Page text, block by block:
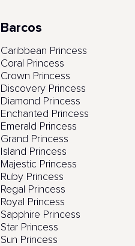
Barcos
Caribbean Princess
Coral Princess
Crown Princess
Discovery Princess
Diamond Princess
Enchanted Princess
Emerald Princess
Grand Princess
Island Princess
Majestic Princess
Ruby Princess
Regal Princess
Royal Princess
Sapphire Princess
Star Princess
Sun Princess